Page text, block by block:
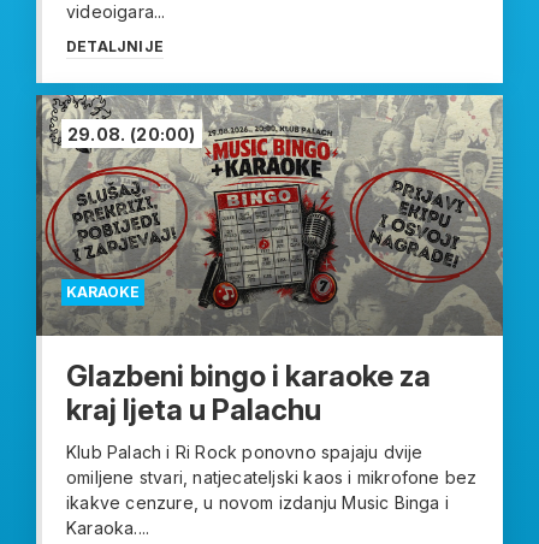
videoigara...
DETALJNIJE
KARAOKE
29.08. (20:00)
Glazbeni bingo i karaoke za
kraj ljeta u Palachu
Klub Palach i Ri Rock ponovno spajaju dvije
omiljene stvari, natjecateljski kaos i mikrofone bez
ikakve cenzure, u novom izdanju Music Binga i
Karaoka....